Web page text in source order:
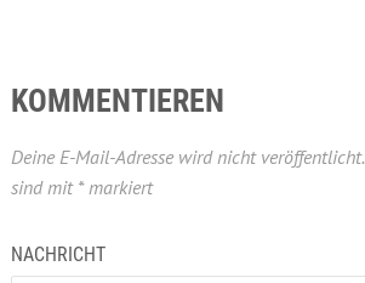
KOMMENTIEREN
Deine E-Mail-Adresse wird nicht veröffentlicht.
sind mit *markiert
NACHRICHT